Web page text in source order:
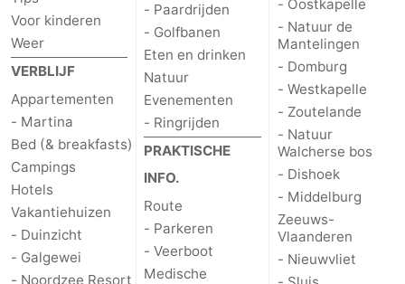
en
drinken
Ringrijden
Evenementen
Praktisch
Forum
Route
-
Parkeren
Veerboot
Voor kinderen
Weer
VERBLIJF
Appartementen
- Martina
Bed (& breakfasts)
Campings
Hotels
Vakantiehuizen
- Duinzicht
- Galgewei
- Noordzee Resort
- Paardrijden
- Golfbanen
Eten en drinken
Natuur
Evenementen
- Ringrijden
PRAKTISCHE
INFO.
Route
- Parkeren
- Veerboot
Medische
- Oostkapelle
- Natuur de
Mantelingen
- Domburg
- Westkapelle
- Zoutelande
- Natuur
Walcherse bos
- Dishoek
- Middelburg
Zeeuws-
Vlaanderen
- Nieuwvliet